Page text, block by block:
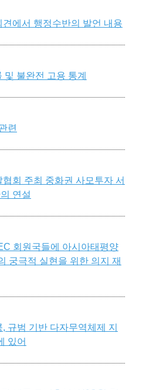
에서 행정수반의 발언 내용
불완전 고용 통계
련
회 주최 중화권 사모투자 서
연설
회원국들에 아시아태평양
궁극적 실현을 위한 의지 재
규범 기반 다자무역체제 지
있어